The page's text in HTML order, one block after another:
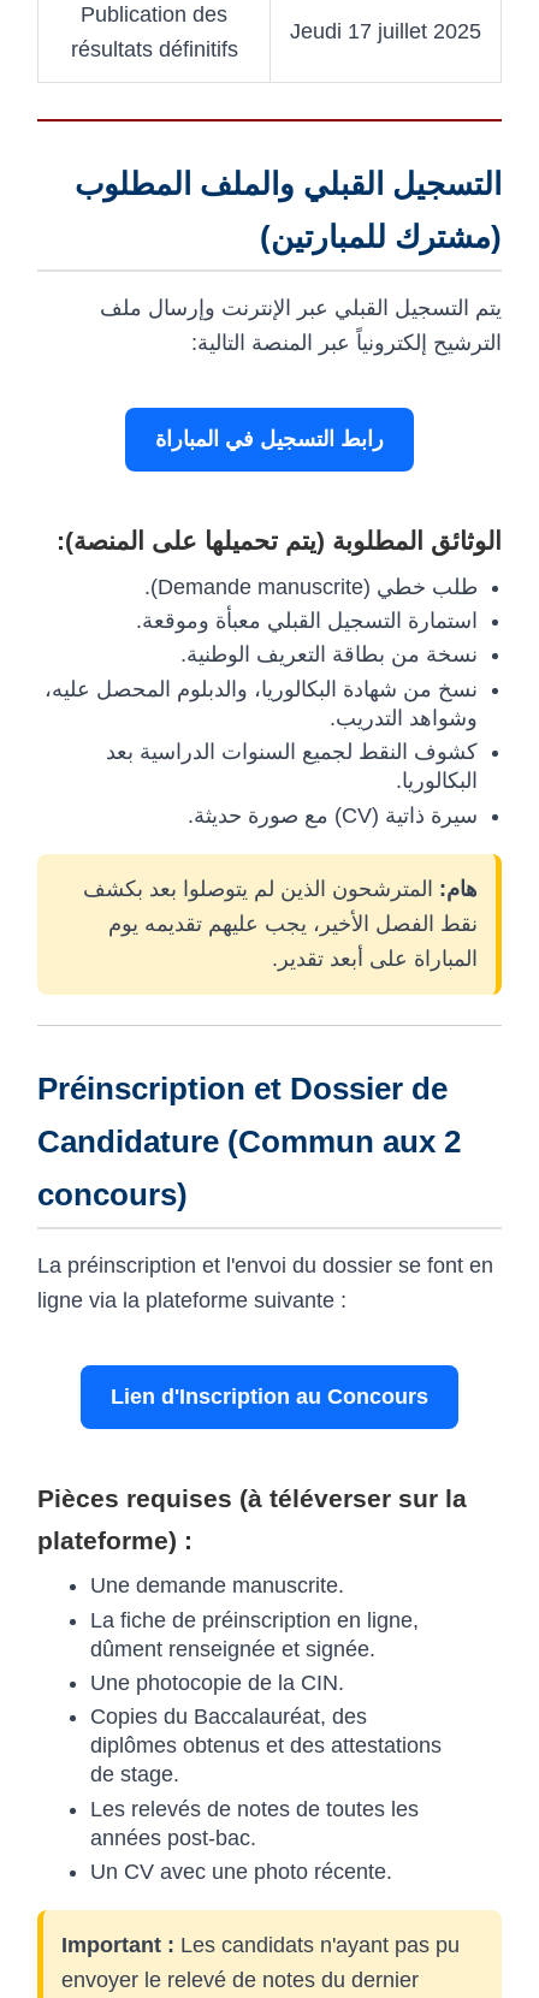
Publication des
résultats définitifs
Jeudi 17 juillet 2025
التسجيل القبلي والملف المطلوب
(مشترك للمبارتين)
يتم التسجيل القبلي عبر الإنترنت وإرسال ملف
الترشيح إلكترونياً عبر المنصة التالية:
رابط التسجيل في المباراة
الوثائق المطلوبة (يتم تحميلها على المنصة):
طلب خطي (Demande manuscrite).
استمارة التسجيل القبلي معبأة وموقعة.
نسخة من بطاقة التعريف الوطنية.
نسخ من شهادة البكالوريا، والدبلوم المحصل عليه،
وشواهد التدريب.
كشوف النقط لجميع السنوات الدراسية بعد
البكالوريا.
سيرة ذاتية (CV) مع صورة حديثة.
هام: المترشحون الذين لم يتوصلوا بعد بكشف
نقط الفصل الأخير، يجب عليهم تقديمه يوم
المباراة على أبعد تقدير.
Préinscription et Dossier de
Candidature (Commun aux 2
concours)
La préinscription et l'envoi du dossier se font en
ligne via la plateforme suivante :
Lien d'Inscription au Concours
Pièces requises (à téléverser sur la
plateforme) :
Une demande manuscrite.
La fiche de préinscription en ligne,
dûment renseignée et signée.
Une photocopie de la CIN.
Copies du Baccalauréat, des
diplômes obtenus et des attestations
de stage.
Les relevés de notes de toutes les
années post-bac.
Un CV avec une photo récente.
Important : Les candidats n'ayant pas pu
envoyer le relevé de notes du dernier